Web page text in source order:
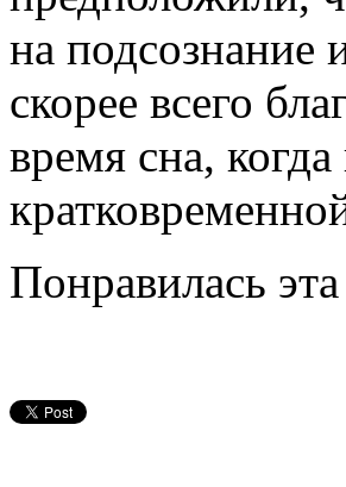
на подсознание
скорее всего
время сна,
Понравилась